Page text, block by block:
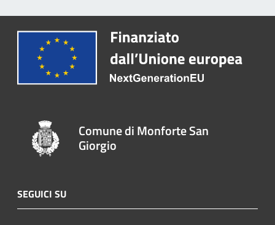
Comune di Monforte San
Giorgio
SEGUICI SU